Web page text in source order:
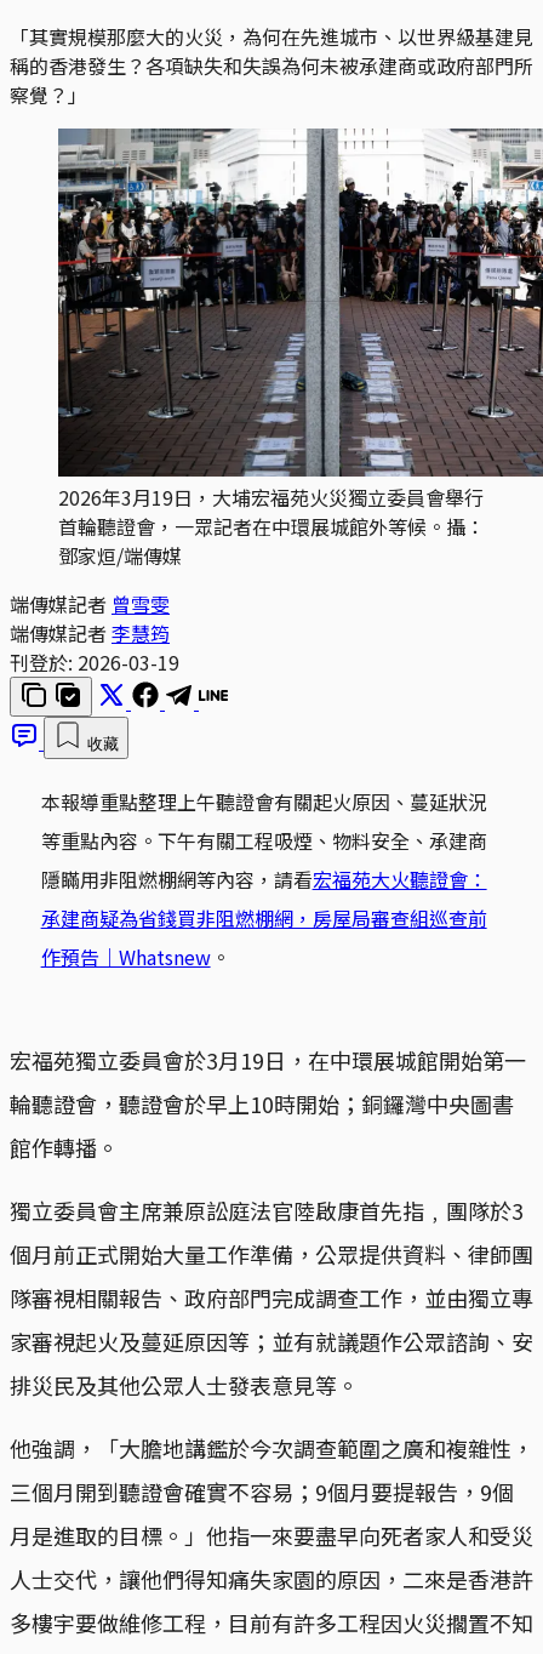
「其實規模那麼大的火災，為何在先進城市、以世界級基建見
稱的香港發生？各項缺失和失誤為何未被承建商或政府部門所
察覺？」
2026年3月19日，大埔宏福苑火災獨立委員會舉行
首輪聽證會，一眾記者在中環展城館外等候。攝：
鄧家烜/端傳媒
端傳媒記者 曾雪雯
端傳媒記者 李慧筠
刊登於: 2026-03-19
收藏
本報導重點整理上午聽證會有關起火原因、蔓延狀況
等重點內容。下午有關工程吸煙、物料安全、承建商
隱瞞用非阻燃棚網等內容，請看宏福苑大火聽證會：
承建商疑為省錢買非阻燃棚網，房屋局審查組巡查前
作預告｜Whatsnew。
宏福苑獨立委員會於3月19日，在中環展城館開始第一
輪聽證會，聽證會於早上10時開始；銅鑼灣中央圖書
館作轉播。
獨立委員會主席兼原訟庭法官陸啟康首先指﹐團隊於3
個月前正式開始大量工作準備，公眾提供資料、律師團
隊審視相關報告、政府部門完成調查工作，並由獨立專
家審視起火及蔓延原因等；並有就議題作公眾諮詢、安
排災民及其他公眾人士發表意見等。
他強調，「大膽地講鑑於今次調查範圍之廣和複雜性，
三個月開到聽證會確實不容易；9個月要提報告，9個
月是進取的目標。」他指一來要盡早向死者家人和受災
人士交代，讓他們得知痛失家園的原因，二來是香港許
多樓宇要做維修工程，目前有許多工程因火災擱置不知